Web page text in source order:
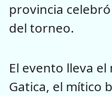
provincia
del torneo.
El evento lleva
Gatica, el mítico